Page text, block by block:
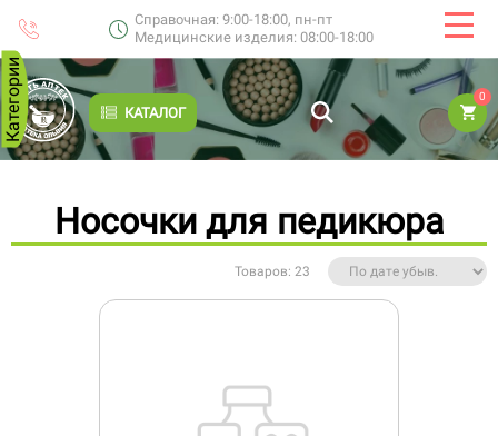
Справочная: 9:00-18:00, пн-пт
Медицинские изделия: 08:00-18:00
КАТАЛОГ
0
Категории
Носочки для педикюра
Товаров: 23